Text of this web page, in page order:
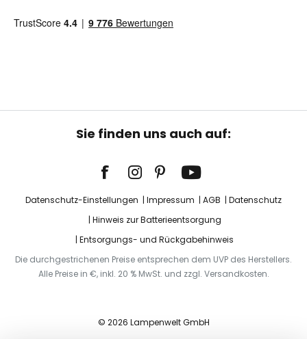
Sie finden uns auch auf:
Datenschutz-Einstellungen Impressum AGB
Datenschutz
Hinweis zur Batterieentsorgung
Entsorgungs- und Rückgabehinweis
Die durchgestrichenen Preise entsprechen dem UVP des Herstellers.
Alle Preise in €, inkl. 20 % MwSt. und zzgl. Versandkosten.
© 2026 Lampenwelt GmbH